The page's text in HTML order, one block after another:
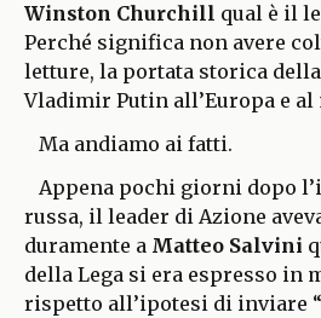
Winston Churchill qual è il
Perché significa non avere
letture, la portata storica
Vladimir Putin all’Europa e
Ma andiamo ai fatti.
Appena pochi giorni dopo
russa, il leader di Azione
duramente a Matteo Salvini
della Lega si era espresso in
rispetto all’ipotesi di inviare “